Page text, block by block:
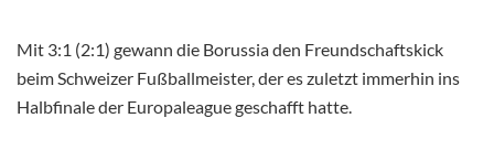
Mit 3:1 (2:1) gewann die Borussia den Freundschaftskick
beim Schweizer Fußballmeister, der es zuletzt immerhin ins
Halbfinale der Europaleague geschafft hatte.